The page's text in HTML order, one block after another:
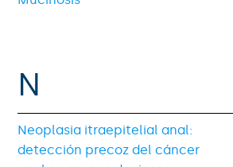
N
Neoplasia itraepitelial anal:
detección precoz del cáncer